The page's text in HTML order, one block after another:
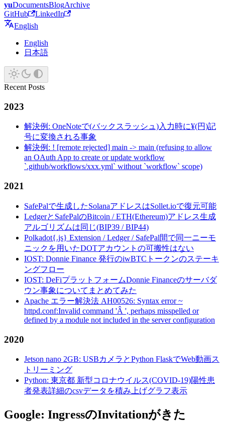
yuDocumentsBlogArchive
GitHub
LinkedIn
English
English
日本語
Recent Posts
2023
解決例: OneNoteで(バックスラッシュ)入力時に¥(円)記
号に変換される事象
解決例: ! [remote rejected] main -> main (refusing to allow
an OAuth App to create or update workflow
`.github/workflows/xxx.yml` without `workflow` scope)
2021
SafePalで生成したSolanaアドレスはSollet.ioで復元可能
LedgerとSafePalのBitcoin / ETH(Ethereum)アドレス生成
アルゴリズムは同じ(BIP39 / BIP44)
Polkadot{.js} Extension / Ledger / SafePal間で同一ニーモ
ニックを用いたDOTアカウントの可搬性はない
IOST: Donnie Finance 発行のiwBTCトークンのステーキ
ングフロー
IOST: DeFiプラットフォームDonnie Financeのサーバダ
ウン事象についてまとめてみた
Apache エラー解決法 AH00526: Syntax error ~
httpd.conf:Invalid command 'Â ', perhaps misspelled or
defined by a module not included in the server configuration
2020
Jetson nano 2GB: USBカメラとPython FlaskでWeb動画ス
トリーミング
Python: 東京都 新型コロナウイルス(COVID-19)陽性患
者発表詳細のcsvデータを積み上げグラフ表示
Google: IngressのInvitationがきた